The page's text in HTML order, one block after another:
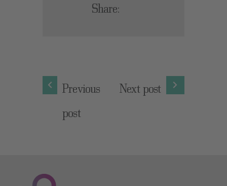
Share:
Previous
post
Next post